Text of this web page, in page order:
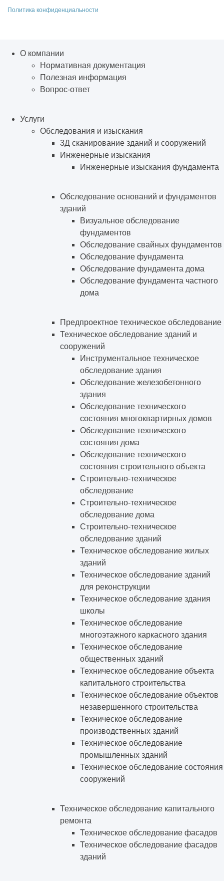
Политика конфиденциальности
О компании
Нормативная документация
Полезная информация
Вопрос-ответ
Услуги
Обследования и изыскания
3Д сканирование зданий и сооружений
Инженерные изыскания
Инженерные изыскания фундамента
Обследование оснований и фундаментов
зданий
Визуальное обследование
фундаментов
Обследование свайных фундаментов
Обследование фундамента
Обследование фундамента дома
Обследование фундамента частного
дома
Предпроектное техническое обследование
Техническое обследование зданий и
сооружений
Инструментальное техническое
обследование здания
Обследование железобетонного
здания
Обследование технического
состояния многоквартирных домов
Обследование технического
состояния дома
Обследование технического
состояния строительного объекта
Строительно-техническое
обследование
Строительно-техническое
обследование дома
Строительно-техническое
обследование зданий
Техническое обследование жилых
зданий
Техническое обследование зданий
для реконструкции
Техническое обследование здания
школы
Техническое обследование
многоэтажного каркасного здания
Техническое обследование
общественных зданий
Техническое обследование объекта
капитального строительства
Техническое обследование объектов
незавершенного строительства
Техническое обследование
производственных зданий
Техническое обследование
промышленных зданий
Техническое обследование состояния
сооружений
Техническое обследование капитального
ремонта
Техническое обследование фасадов
Техническое обследование фасадов
зданий